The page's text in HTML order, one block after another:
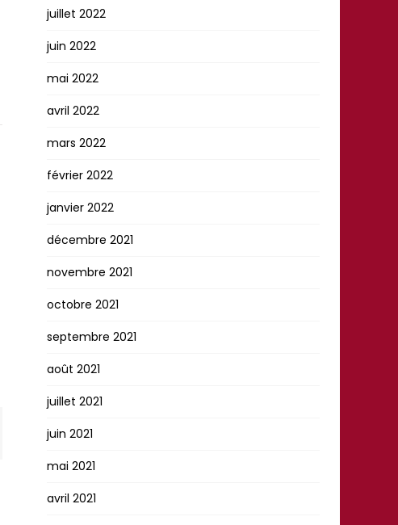
juillet 2022
juin 2022
mai 2022
avril 2022
mars 2022
février 2022
janvier 2022
décembre 2021
novembre 2021
octobre 2021
septembre 2021
août 2021
juillet 2021
juin 2021
mai 2021
avril 2021